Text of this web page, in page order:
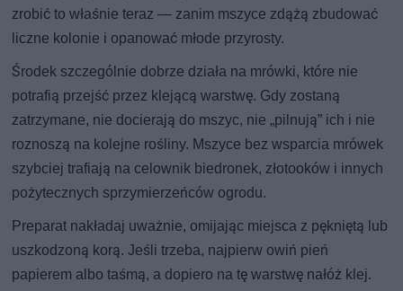
zrobić to właśnie teraz — zanim mszyce zdążą zbudować
liczne kolonie i opanować młode przyrosty.
Środek szczególnie dobrze działa na mrówki, które nie
potrafią przejść przez klejącą warstwę. Gdy zostaną
zatrzymane, nie docierają do mszyc, nie „pilnują” ich i nie
roznoszą na kolejne rośliny. Mszyce bez wsparcia mrówek
szybciej trafiają na celownik biedronek, złotooków i innych
pożytecznych sprzymierzeńców ogrodu.
Preparat nakładaj uważnie, omijając miejsca z pękniętą lub
uszkodzoną korą. Jeśli trzeba, najpierw owiń pień
papierem albo taśmą, a dopiero na tę warstwę nałóż klej.